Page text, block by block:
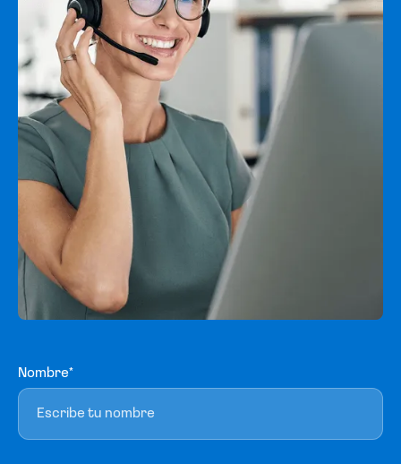
Solicitar cotización
Emitir en línea
Nombre*